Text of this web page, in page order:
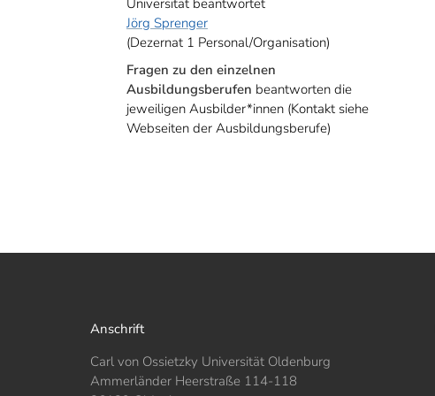
Universität beantwortet
Jörg Sprenger
(Dezernat 1 Personal/Organisation)
Fragen zu den einzelnen
Ausbildungsberufen beantworten die
jeweiligen Ausbilder*innen (Kontakt siehe
Webseiten der Ausbildungsberufe)
Anschrift
Carl von Ossietzky Universität Oldenburg
Ammerländer Heerstraße 114-118